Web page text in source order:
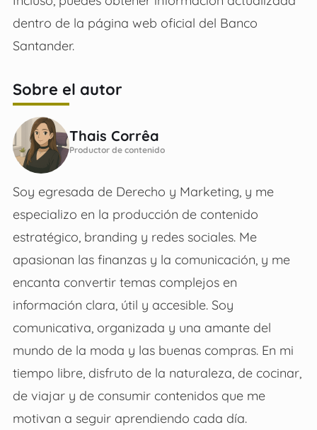
dentro de la página web oficial del Banco
Santander.
Sobre el autor
Thais Corrêa
Productor de contenido
Soy egresada de Derecho y Marketing, y me
especializo en la producción de contenido
estratégico, branding y redes sociales. Me
apasionan las finanzas y la comunicación, y me
encanta convertir temas complejos en
información clara, útil y accesible. Soy
comunicativa, organizada y una amante del
mundo de la moda y las buenas compras. En mi
tiempo libre, disfruto de la naturaleza, de cocinar,
de viajar y de consumir contenidos que me
motivan a seguir aprendiendo cada día.